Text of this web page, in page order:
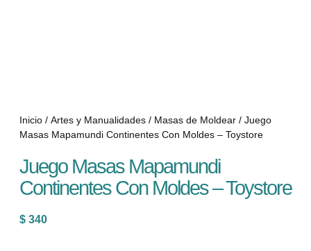
Inicio / Artes y Manualidades / Masas de Moldear / Juego
Masas Mapamundi Continentes Con Moldes – Toystore
Juego Masas Mapamundi
Continentes Con Moldes – Toystore
$ 340